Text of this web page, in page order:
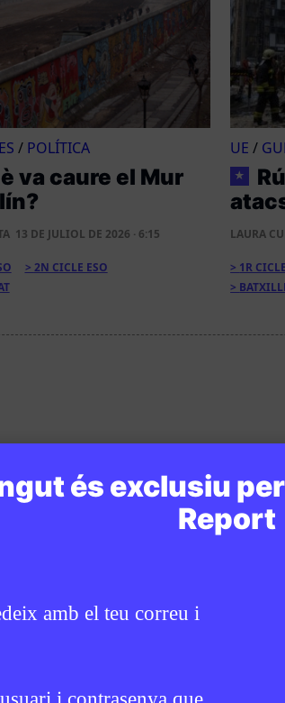
és exclusiu
Report
amb el teu correu i
/ POLÍTICA
va caure el Mur
13 DE JULIOL DE 2026 · 6:15
2N CICLE ESO
UE /
★
LAURA
1R